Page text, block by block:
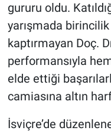
gururu oldu.
yarışmada
kaptırmayan Doç.
performansıyla
elde ettiği
camiasına altın
İsviçre’de